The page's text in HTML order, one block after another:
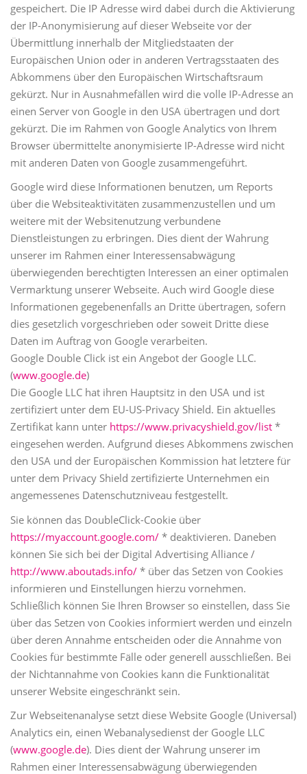
gespeichert. Die IP Adresse wird dabei durch die Aktivierung
der IP-Anonymisierung auf dieser Webseite vor der
Übermittlung innerhalb der Mitgliedstaaten der
Europäischen Union oder in anderen Vertragsstaaten des
Abkommens über den Europäischen Wirtschaftsraum
gekürzt. Nur in Ausnahmefällen wird die volle IP-Adresse an
einen Server von Google in den USA übertragen und dort
gekürzt. Die im Rahmen von Google Analytics von Ihrem
Browser übermittelte anonymisierte IP-Adresse wird nicht
mit anderen Daten von Google zusammengeführt.
Google wird diese Informationen benutzen, um Reports
über die Websiteaktivitäten zusammenzustellen und um
weitere mit der Websitenutzung verbundene
Dienstleistungen zu erbringen. Dies dient der Wahrung
unserer im Rahmen einer Interessensabwägung
überwiegenden berechtigten Interessen an einer optimalen
Vermarktung unserer Webseite. Auch wird Google diese
Informationen gegebenenfalls an Dritte übertragen, sofern
dies gesetzlich vorgeschrieben oder soweit Dritte diese
Daten im Auftrag von Google verarbeiten.
Google Double Click ist ein Angebot der Google LLC.
(www.google.de)
Die Google LLC hat ihren Hauptsitz in den USA und ist
zertifiziert unter dem EU-US-Privacy Shield. Ein aktuelles
Zertifikat kann unter https://www.privacyshield.gov/list *
eingesehen werden. Aufgrund dieses Abkommens zwischen
den USA und der Europäischen Kommission hat letztere für
unter dem Privacy Shield zertifizierte Unternehmen ein
angemessenes Datenschutzniveau festgestellt.
Sie können das DoubleClick-Cookie über
https://myaccount.google.com/ * deaktivieren. Daneben
können Sie sich bei der Digital Advertising Alliance /
http://www.aboutads.info/ * über das Setzen von Cookies
informieren und Einstellungen hierzu vornehmen.
Schließlich können Sie Ihren Browser so einstellen, dass Sie
über das Setzen von Cookies informiert werden und einzeln
über deren Annahme entscheiden oder die Annahme von
Cookies für bestimmte Fälle oder generell ausschließen. Bei
der Nichtannahme von Cookies kann die Funktionalität
unserer Website eingeschränkt sein.
Zur Webseitenanalyse setzt diese Website Google (Universal)
Analytics ein, einen Webanalysedienst der Google LLC
(www.google.de). Dies dient der Wahrung unserer im
Rahmen einer Interessensabwägung überwiegenden